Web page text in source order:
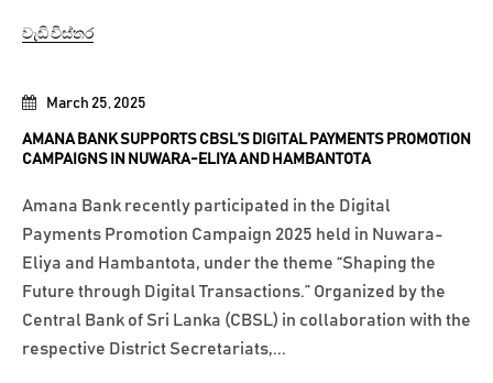
March 25, 2025
AMANA BANK SUPPORTS CBSL’S DIGITAL PAYMENTS PROMOTION
CAMPAIGNS IN NUWARA-ELIYA AND HAMBANTOTA
Amana Bank recently participated in the Digital
Payments Promotion Campaign 2025 held in Nuwara-
Eliya and Hambantota, under the theme “Shaping the
Future through Digital Transactions.” Organized by the
Central Bank of Sri Lanka (CBSL) in collaboration with the
respective District Secretariats,...
වැඩි විස්තර